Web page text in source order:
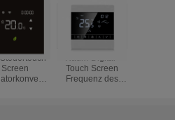
Screen
Raum-Digital-
Touch Screen
Frequenz des